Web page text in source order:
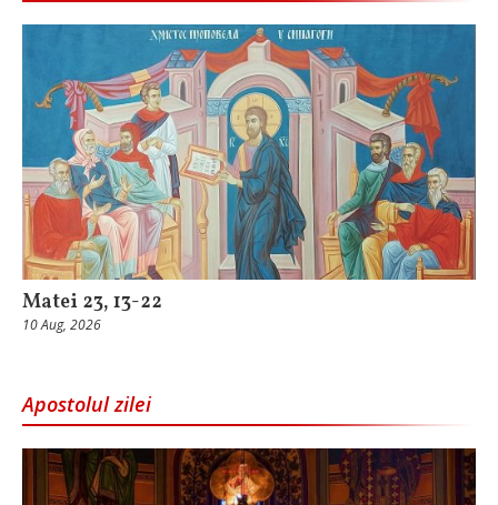
Matei 23, 13-22
10 Aug, 2026
Apostolul zilei